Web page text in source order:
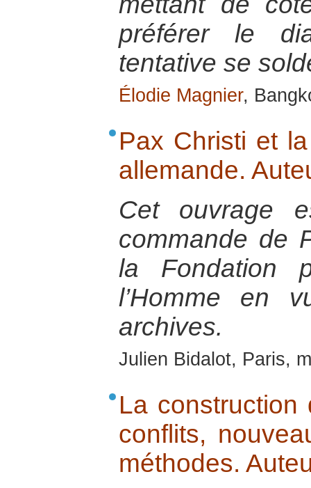
préférer le
tentative se
Élodie Magnier,
Pax Christi et
allemande.
Cet ouvrage
commande de
la Fondation
l’Homme en
archives.
Julien Bidalot, Paris,
La
conflits,
méthodes.